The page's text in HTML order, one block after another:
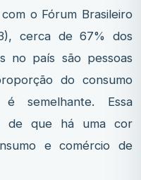
o Fórum Brasileiro
cerca de 67% dos
no país são pessoas
do consumo
semelhante. Essa
de que há uma cor
e comércio de